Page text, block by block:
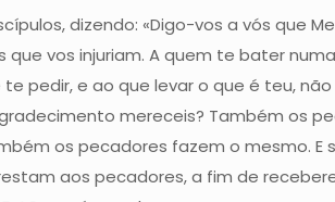
dizendo: «Digo-vos a vós que
que vos injuriam. A quem te bater
pedir, e ao que levar o que é teu,
mereceis? Também os
os pecadores fazem o mesmo.
aos pecadores, a fim de